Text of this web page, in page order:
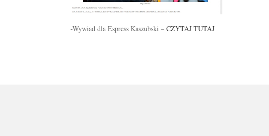
-Wywiad dla Espress Kaszubski – CZYTAJ TUTAJ